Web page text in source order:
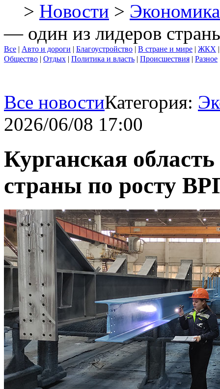
> Новости >
— один из лидеров
Все | Авто и дороги | Благоустройство | В стране и мире | ЖКХ
Общество | Отдых | Политика и власть | Происшествия | Разное
Все новостиКатегория:
2026/06/08 17:00
Курганская
страны по росту